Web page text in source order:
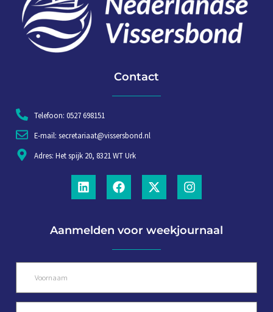
Contact
Telefoon: 0527 698151
E-mail: secretariaat@vissersbond.nl
Adres: Het spijk 20, 8321 WT Urk
Aanmelden voor weekjournaal